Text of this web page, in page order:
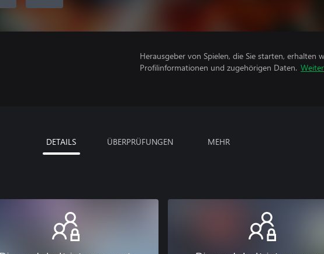
Herausgeber von Spielen, die Sie starten, erhalten
Profilinformationen und zugehörigen Daten.
DETAILS ÜBERPRÜFUNGEN MEHR